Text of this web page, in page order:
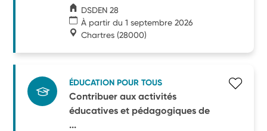
DSDEN 28
À partir du 1 septembre 2026
Chartres (28000)
ÉDUCATION POUR TOUS
Contribuer aux activités
éducatives et pédagogiques de
...